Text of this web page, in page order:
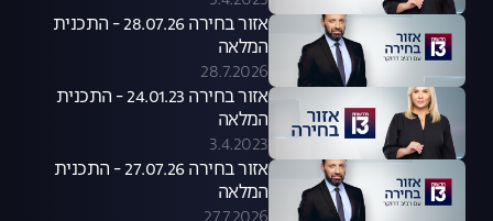
אזור בחירה 28.07.26 - התכנית
המלאה
28.7.2026
אזור בחירה 24.01.23 - התכנית
המלאה
3.4.2023
אזור בחירה 27.07.26 - התכנית
המלאה